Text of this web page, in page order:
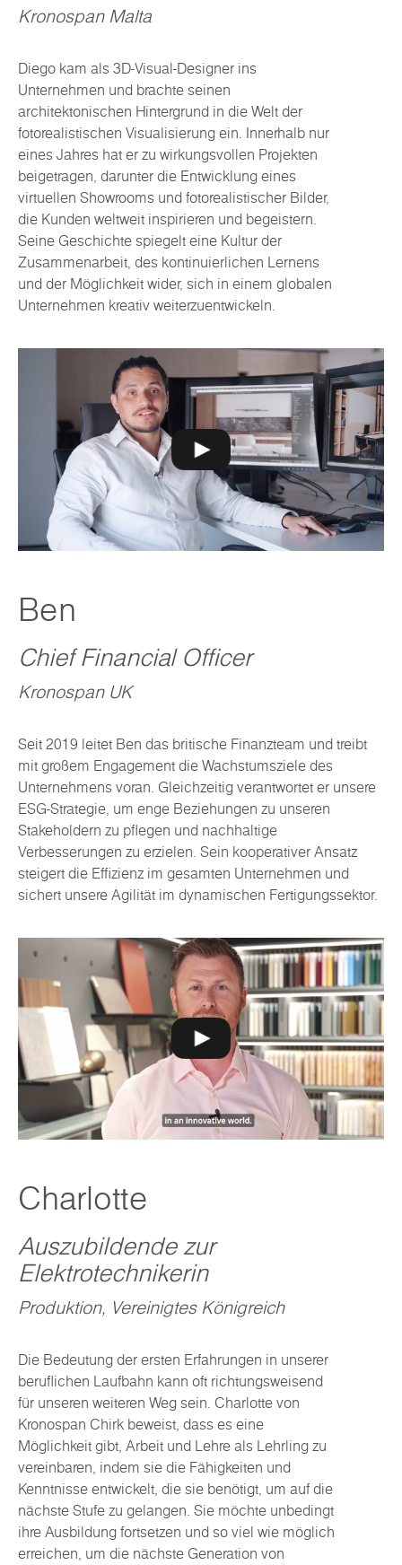
Kronospan Malta
Diego kam als 3D-Visual-Designer ins
Unternehmen und brachte seinen
architektonischen Hintergrund in die Welt der
fotorealistischen Visualisierung ein. Innerhalb nur
eines Jahres hat er zu wirkungsvollen Projekten
beigetragen, darunter die Entwicklung eines
virtuellen Showrooms und fotorealistischer Bilder,
die Kunden weltweit inspirieren und begeistern.
Seine Geschichte spiegelt eine Kultur der
Zusammenarbeit, des kontinuierlichen Lernens
und der Möglichkeit wider, sich in einem globalen
Unternehmen kreativ weiterzuentwickeln.
Ben
Chief Financial Officer
Kronospan UK
Seit 2019 leitet Ben das britische Finanzteam und treibt
mit großem Engagement die Wachstumsziele des
Unternehmens voran. Gleichzeitig verantwortet er unsere
ESG-Strategie, um enge Beziehungen zu unseren
Stakeholdern zu pflegen und nachhaltige
Verbesserungen zu erzielen. Sein kooperativer Ansatz
steigert die Effizienz im gesamten Unternehmen und
sichert unsere Agilität im dynamischen Fertigungssektor.
Charlotte
Auszubildende zur
Elektrotechnikerin
Produktion, Vereinigtes Königreich
Die Bedeutung der ersten Erfahrungen in unserer
beruflichen Laufbahn kann oft richtungsweisend
für unseren weiteren Weg sein. Charlotte von
Kronospan Chirk beweist, dass es eine
Möglichkeit gibt, Arbeit und Lehre als Lehrling zu
vereinbaren, indem sie die Fähigkeiten und
Kenntnisse entwickelt, die sie benötigt, um auf die
nächste Stufe zu gelangen. Sie möchte unbedingt
ihre Ausbildung fortsetzen und so viel wie möglich
erreichen, um die nächste Generation von